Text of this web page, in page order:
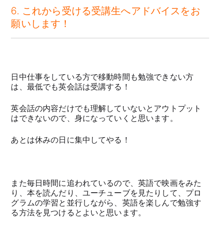
6. これから受ける受講生へアドバイスをお
願いします！
日中仕事をしている方で移動時間も勉強できない方
は、最低でも英会話は受講する！
英会話の内容だけでも理解していないとアウトプット
はできないので、身になっていくと思います。
あとは休みの日に集中してやる！
また毎日時間に追われているので、英語で映画をみた
り、本を読んだり、ユーチューブを見たりして、プロ
グラムの学習と並行しながら、英語を楽しんで勉強す
る方法を見つけるとよいと思います。